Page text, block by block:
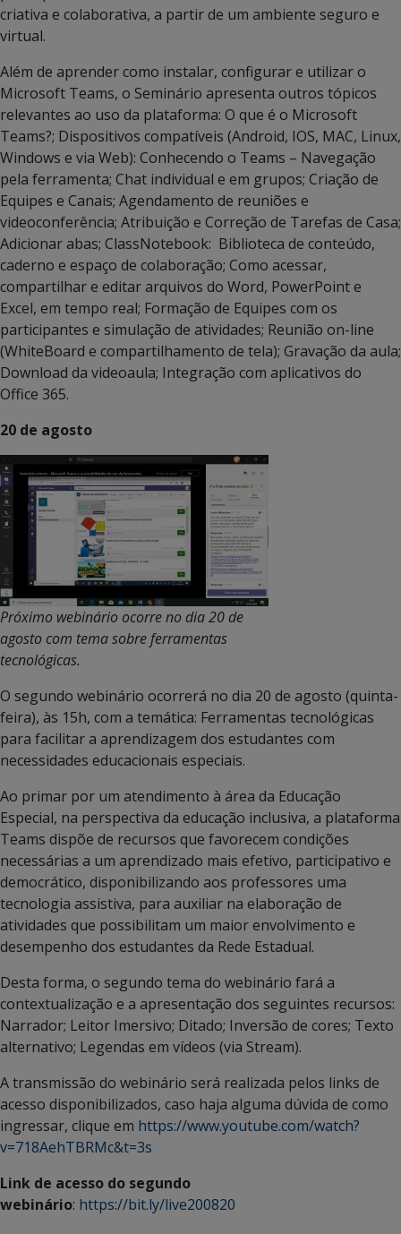
criativa e colaborativa, a partir de um ambiente seguro e
virtual.
Além de aprender como instalar, configurar e utilizar o
Microsoft Teams, o Seminário apresenta outros tópicos
relevantes ao uso da plataforma: O que é o Microsoft
Teams?; Dispositivos compatíveis (Android, IOS, MAC, Linux,
Windows e via Web): Conhecendo o Teams – Navegação
pela ferramenta; Chat individual e em grupos; Criação de
Equipes e Canais; Agendamento de reuniões e
videoconferência; Atribuição e Correção de Tarefas de Casa;
Adicionar abas; ClassNotebook: Biblioteca de conteúdo,
caderno e espaço de colaboração; Como acessar,
compartilhar e editar arquivos do Word, PowerPoint e
Excel, em tempo real; Formação de Equipes com os
participantes e simulação de atividades; Reunião on-line
(WhiteBoard e compartilhamento de tela); Gravação da aula;
Download da videoaula; Integração com aplicativos do
Office 365.
20 de agosto
Próximo webinário ocorre no dia 20 de
agosto com tema sobre ferramentas
tecnológicas.
O segundo webinário ocorrerá no dia 20 de agosto (quinta-
feira), às 15h, com a temática: Ferramentas tecnológicas
para facilitar a aprendizagem dos estudantes com
necessidades educacionais especiais.
Ao primar por um atendimento à área da Educação
Especial, na perspectiva da educação inclusiva, a plataforma
Teams dispõe de recursos que favorecem condições
necessárias a um aprendizado mais efetivo, participativo e
democrático, disponibilizando aos professores uma
tecnologia assistiva, para auxiliar na elaboração de
atividades que possibilitam um maior envolvimento e
desempenho dos estudantes da Rede Estadual.
Desta forma, o segundo tema do webinário fará a
contextualização e a apresentação dos seguintes recursos:
Narrador; Leitor Imersivo; Ditado; Inversão de cores; Texto
alternativo; Legendas em vídeos (via Stream).
A transmissão do webinário será realizada pelos links de
acesso disponibilizados, caso haja alguma dúvida de como
ingressar, clique em https://www.youtube.com/watch?
v=718AehTBRMc&t=3s
Link de acesso do segundo
webinário: https://bit.ly/live200820